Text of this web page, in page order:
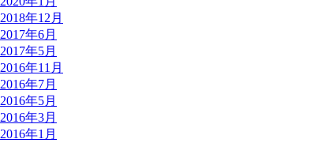
2018年12月
2017年6月
2017年5月
2016年11月
2016年7月
2016年5月
2016年3月
2016年1月